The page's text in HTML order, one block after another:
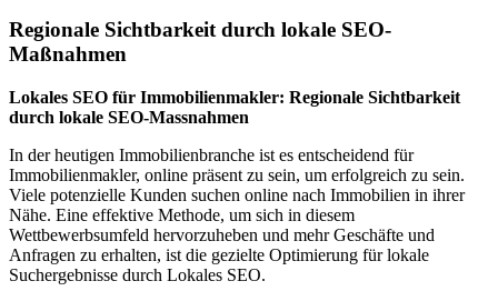
Regionale Sichtbarkeit durch lokale SEO-
Maßnahmen
Lokales SEO für Immobilienmakler: Regionale Sichtbarkeit
durch lokale SEO-Massnahmen
In der heutigen Immobilienbranche ist es entscheidend für
Immobilienmakler, online präsent zu sein, um erfolgreich zu sein.
Viele potenzielle Kunden suchen online nach Immobilien in ihrer
Nähe. Eine effektive Methode, um sich in diesem
Wettbewerbsumfeld hervorzuheben und mehr Geschäfte und
Anfragen zu erhalten, ist die gezielte Optimierung für lokale
Suchergebnisse durch Lokales SEO.